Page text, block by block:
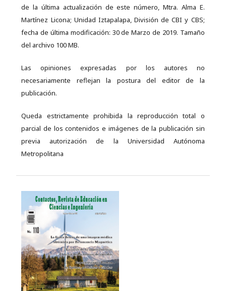
de la última actualización de este número, Mtra. Alma E.
Martínez Licona; Unidad Iztapalapa, División de CBI y CBS;
fecha de última modificación: 30 de Marzo de 2019. Tamaño
del archivo 100 MB.
Las opiniones expresadas por los autores no
necesariamente reflejan la postura del editor de la
publicación.
Queda estrictamente prohibida la reproducción total o
parcial de los contenidos e imágenes de la publicación sin
previa autorización de la Universidad Autónoma
Metropolitana